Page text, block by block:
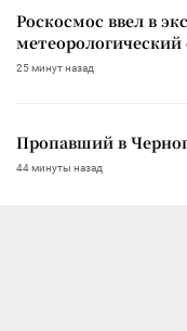
Роскосмос ввел в
метеорологический
25 минут назад
Пропавший в
44 минуты назад